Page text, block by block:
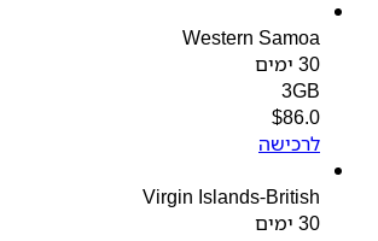
Western Samoa
3GB
$86.0
לרכישה
Virgin Islands-British